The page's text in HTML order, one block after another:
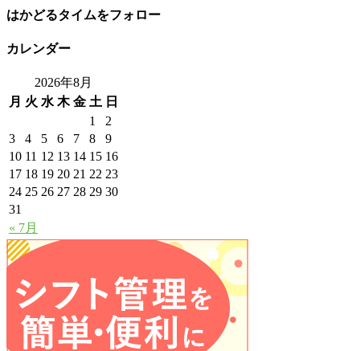
はかどるタイムをフォロー
カレンダー
2026年8月
月 火 水 木 金 土 日
« 7月
1
2
3
4 5 6 7 8
9
10 11 12 13 14 15 16
17 18 19 20 21 22 23
24 25 26 27 28 29 30
31